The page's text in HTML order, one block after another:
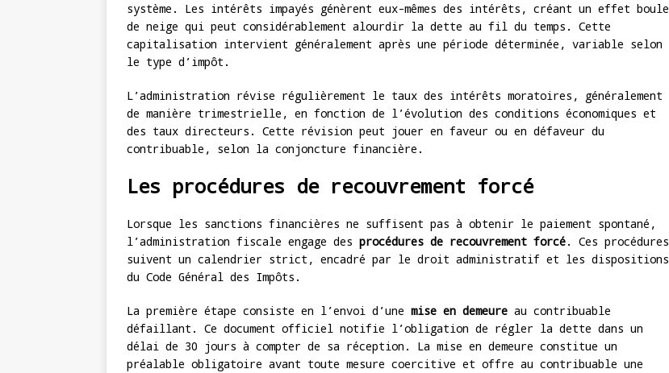
système. Les intérêts impayés génèrent eux-mêmes des intérêts, créant un effet boule
de neige qui peut considérablement alourdir la dette au fil du temps. Cette
capitalisation intervient généralement après une période déterminée, variable selon
le type d’impôt.
L’administration révise régulièrement le taux des intérêts moratoires, généralement
de manière trimestrielle, en fonction de l’évolution des conditions économiques et
des taux directeurs. Cette révision peut jouer en faveur ou en défaveur du
contribuable, selon la conjoncture financière.
Les procédures de recouvrement forcé
Lorsque les sanctions financières ne suffisent pas à obtenir le paiement spontané,
l’administration fiscale engage des procédures de recouvrement forcé. Ces procédures
suivent un calendrier strict, encadré par le droit administratif et les dispositions
du Code Général des Impôts.
La première étape consiste en l’envoi d’une mise en demeure au contribuable
défaillant. Ce document officiel notifie l’obligation de régler la dette dans un
délai de 30 jours à compter de sa réception. La mise en demeure constitue un
préalable obligatoire avant toute mesure coercitive et offre au contribuable une